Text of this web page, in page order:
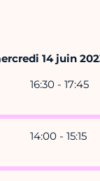
14 juin
16:30 - 17:45
14:00 - 15:15